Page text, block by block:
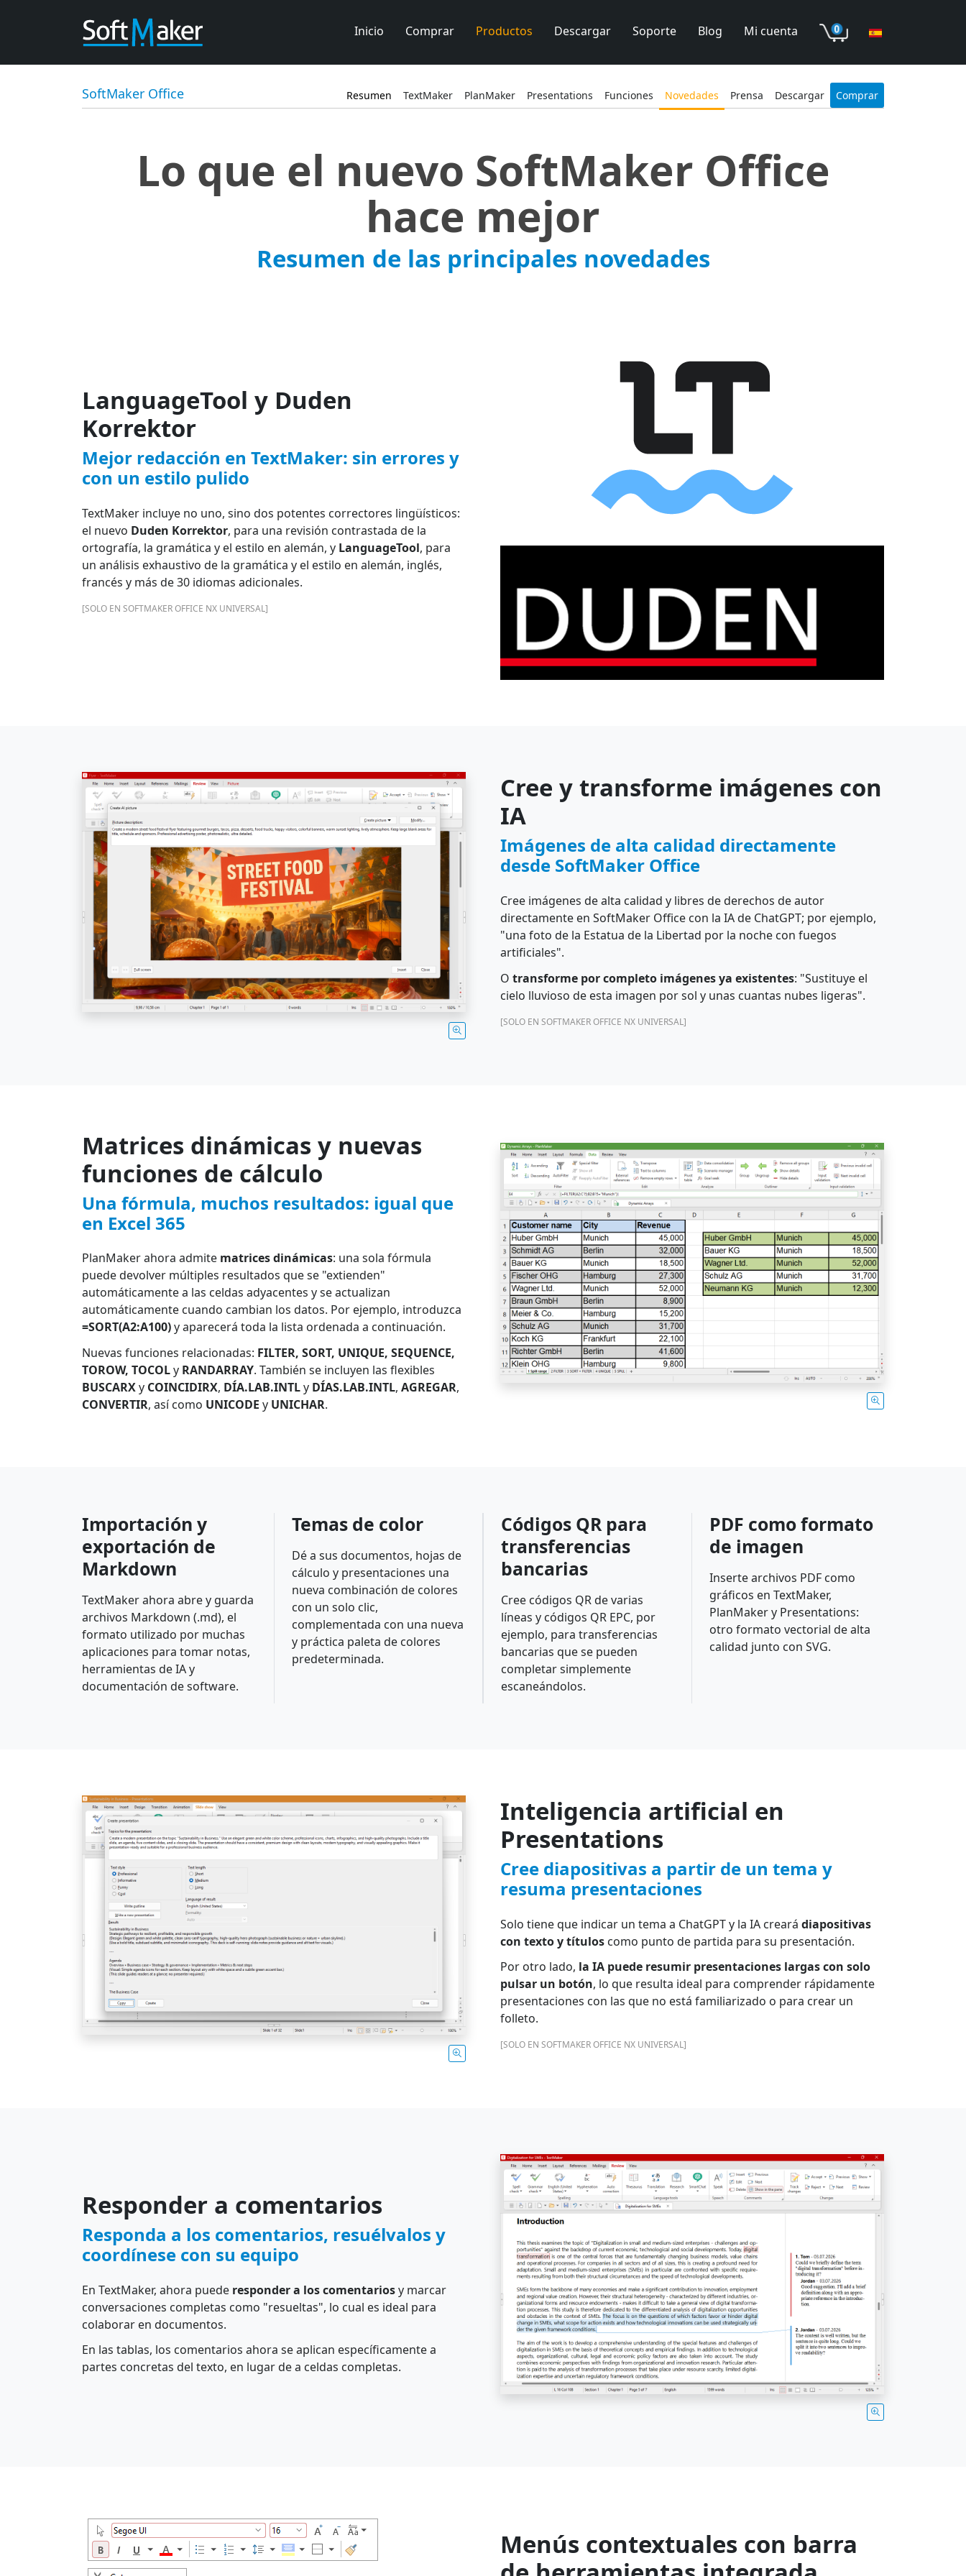
Inicio Comprar Productos Descargar Soporte Blog Mi cuenta
SoftMaker Office Resumen TextMaker PlanMaker Presentations Funciones Novedades Prensa Descargar Comprar
Lo que el nuevo SoftMaker Office
hace mejor
Resumen de las principales novedades
LanguageTool y Duden
Korrektor
Mejor redacción en TextMaker: sin errores y
con un estilo pulido
TextMaker incluye no uno, sino dos potentes correctores lingüísticos:
el nuevo Duden Korrektor, para una revisión contrastada de la
ortografía, la gramática y el estilo en alemán, y LanguageTool, para
un análisis exhaustivo de la gramática y el estilo en alemán, inglés,
francés y más de 30 idiomas adicionales.
[SOLO EN SOFTMAKER OFFICE NX UNIVERSAL]
Cree y transforme imágenes con
IA
Imágenes de alta calidad directamente
desde SoftMaker Office
Cree imágenes de alta calidad y libres de derechos de autor
directamente en SoftMaker Office con la IA de ChatGPT; por ejemplo,
"una foto de la Estatua de la Libertad por la noche con fuegos
artificiales".
O transforme por completo imágenes ya existentes: "Sustituye el
cielo lluvioso de esta imagen por sol y unas cuantas nubes ligeras".
[SOLO EN SOFTMAKER OFFICE NX UNIVERSAL]
Matrices dinámicas y nuevas
funciones de cálculo
Una fórmula, muchos resultados: igual que
en Excel 365
PlanMaker ahora admite matrices dinámicas: una sola fórmula
puede devolver múltiples resultados que se "extienden"
automáticamente a las celdas adyacentes y se actualizan
automáticamente cuando cambian los datos. Por ejemplo, introduzca
=SORT(A2:A100)y aparecerá toda la lista ordenada a continuación.
Nuevas funciones relacionadas: FILTER, SORT, UNIQUE, SEQUENCE,
TOROW, TOCOLy RANDARRAY. También se incluyen las flexibles
BUSCARXy COINCIDIRX, DÍA.LAB.INTLy DÍAS.LAB.INTL, AGREGAR,
CONVERTIR, así como UNICODE y UNICHAR.
Importación y
exportación de
Markdown
TextMaker ahora abre y guarda
archivos Markdown (.md), el
formato utilizado por muchas
aplicaciones para tomar notas,
herramientas de IA y
documentación de software.
Temas de color
Dé a sus documentos, hojas de
cálculo y presentaciones una
nueva combinación de colores
con un solo clic,
complementada con una nueva
y práctica paleta de colores
predeterminada.
Códigos QR para
transferencias
bancarias
Cree códigos QR de varias
líneas y códigos QR EPC, por
ejemplo, para transferencias
bancarias que se pueden
completar simplemente
escaneándolos.
PDF como formato
de imagen
Inserte archivos PDF como
gráficos en TextMaker,
PlanMaker y Presentations:
otro formato vectorial de alta
calidad junto con SVG.
Inteligencia artificial en
Presentations
Cree diapositivas a partir de un tema y
resuma presentaciones
Solo tiene que indicar un tema a ChatGPT y la IA creará diapositivas
con texto y títulos como punto de partida para su presentación.
Por otro lado, la IA puede resumir presentaciones largas con solo
pulsar un botón, lo que resulta ideal para comprender rápidamente
presentaciones con las que no está familiarizado o para crear un
folleto.
[SOLO EN SOFTMAKER OFFICE NX UNIVERSAL]
Responder a comentarios
Responda a los comentarios, resuélvalos y
coordínese con su equipo
En TextMaker, ahora puede responder a los comentariosy marcar
conversaciones completas como "resueltas", lo cual es ideal para
colaborar en documentos.
En las tablas, los comentarios ahora se aplican específicamente a
partes concretas del texto, en lugar de a celdas completas.
Menús contextuales con barra